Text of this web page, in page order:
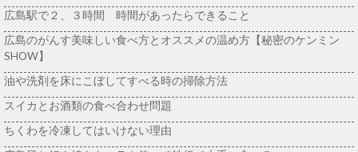
広島駅で２、３時間 時間があったらできること
広島のがんす美味しい食べ方とオススメの温め方【秘密のケンミン
SHOW】
油や洗剤を床にこぼしてすべる時の掃除方法
スイカとお酒類の食べ合わせ問題
ちくわを冷凍してはいけない理由